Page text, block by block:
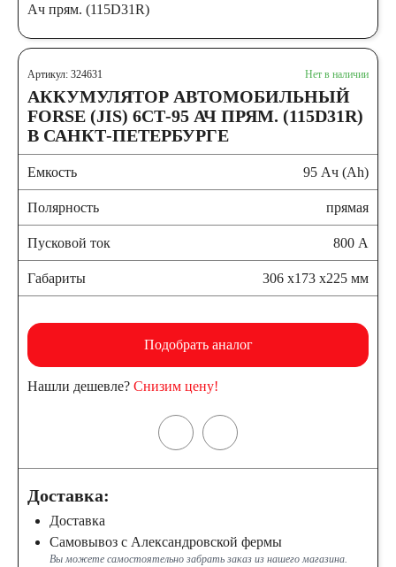
Артикул: 324631 Нет в наличии
АККУМУЛЯТОР АВТОМОБИЛЬНЫЙ
FORSE (JIS) 6СТ-95 АЧ ПРЯМ. (115D31R)
В САНКТ-ПЕТЕРБУРГЕ
Емкость 95 Ач (Ah)
Полярность прямая
Пусковой ток 800 А
Габариты 306 x173 x225 мм
Подобрать аналог
Нашли дешевле? Снизим цену!
Доставка:
Доставка
Самовывоз с Александровской фермы
Вы можете самостоятельно забрать заказ из нашего магазина.